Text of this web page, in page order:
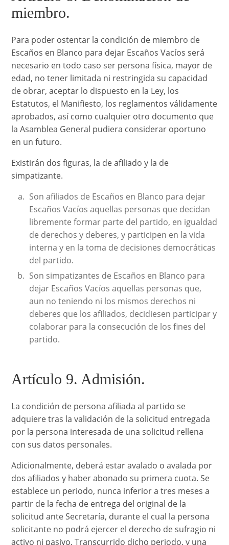
miembro.
Para poder ostentar la condición de miembro de
Escaños en Blanco para dejar Escaños Vacíos será
necesario en todo caso ser persona física, mayor de
edad, no tener limitada ni restringida su capacidad
de obrar, aceptar lo dispuesto en la Ley, los
Estatutos, el Manifiesto, los reglamentos válidamente
aprobados, así como cualquier otro documento que
la Asamblea General pudiera considerar oportuno
en un futuro.
Existirán dos figuras, la de afiliado y la de
simpatizante.
Son afiliados de Escaños en Blanco para dejar
Escaños Vacíos aquellas personas que decidan
libremente formar parte del partido, en igualdad
de derechos y deberes, y participen en la vida
interna y en la toma de decisiones democráticas
del partido.
Son simpatizantes de Escaños en Blanco para
dejar Escaños Vacíos aquellas personas que,
aun no teniendo ni los mismos derechos ni
deberes que los afiliados, decidiesen participar y
colaborar para la consecución de los fines del
partido.
Artículo 9. Admisión.
La condición de persona afiliada al partido se
adquiere tras la validación de la solicitud entregada
por la persona interesada de una solicitud rellena
con sus datos personales.
Adicionalmente, deberá estar avalado o avalada por
dos afiliados y haber abonado su primera cuota. Se
establece un periodo, nunca inferior a tres meses a
partir de la fecha de entrega del original de la
solicitud ante Secretaría, durante el cual la persona
solicitante no podrá ejercer el derecho de sufragio ni
activo ni pasivo. Transcurrido dicho periodo, y una